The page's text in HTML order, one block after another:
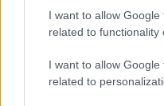
I want to allow
related to functionality
I want to allow
related to
protectors
Υπάρχουν πολλά
μείωση της έκθεσής